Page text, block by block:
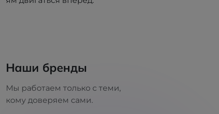
Наши бренды
Мы работаем только с теми,
кому доверяем сами.